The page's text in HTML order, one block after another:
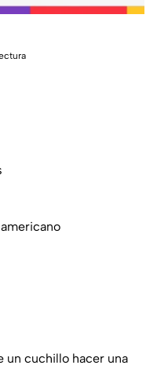
un cuchillo hacer una